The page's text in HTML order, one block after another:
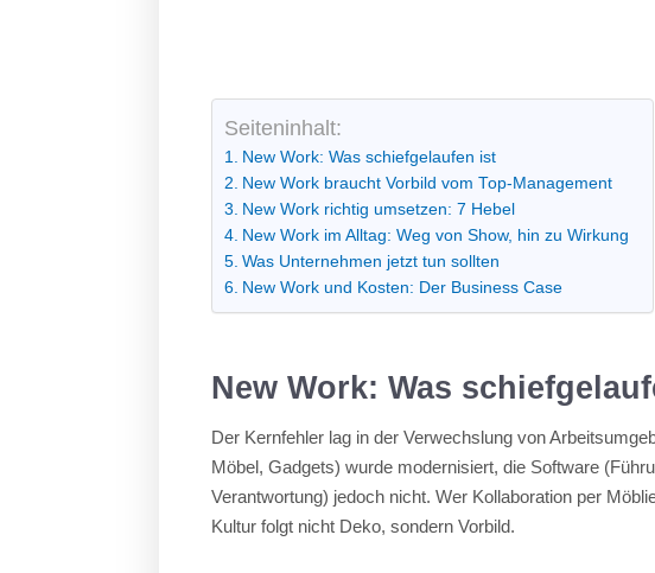
Seiteninhalt:
New Work: Was schiefgelaufen ist
New Work braucht Vorbild vom Top-Management
New Work richtig umsetzen: 7 Hebel
New Work im Alltag: Weg von Show, hin zu Wirkung
Was Unternehmen jetzt tun sollten
New Work und Kosten: Der Business Case
New Work: Was
Der Kernfehler lag in der Verwechslung von
Möbel, Gadgets) wurde modernisiert, die Software
Verantwortung) jedoch nicht. Wer Kollaboration per
Kultur folgt nicht Deko, sondern Vorbild.